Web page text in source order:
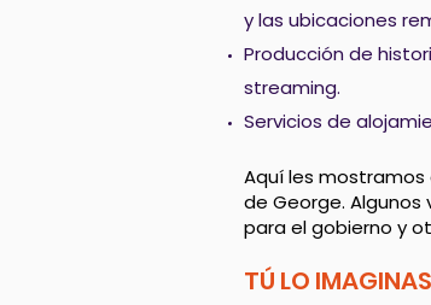
y las ubicaciones
Producción de
streaming.
Servicios de
Aquí les
de George. Algunos
para el gobierno y
TÚ LO